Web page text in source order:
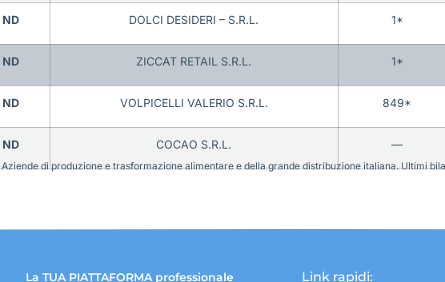
ND DOLCI DESIDERI – S.R.L. 1*
ND ZICCAT RETAIL S.R.L. 1*
ND VOLPICELLI VALERIO S.R.L. 849*
ND COCAO S.R.L. —
Aziende di produzione e trasformazione alimentare e della grande distribuzione italiana. Ultimi
La TUA PIATTAFORMA professionale Link rapidi: